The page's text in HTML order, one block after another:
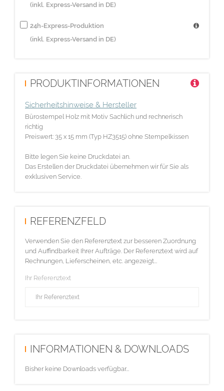
(inkl. Express-Versand in DE)
24h-Express-Produktion
(inkl. Express-Versand in DE)
PRODUKTINFORMATIONEN
Sicherheitshinweise & Hersteller
Bürostempel Holz mit Motiv Sachlich und rechnerisch
richtig
Preiswert: 35 x 15 mm (Typ HZ3515) ohne Stempelkissen
Bitte legen Sie keine Druckdatei an.
Das Erstellen der Druckdatei übernehmen wir für Sie als
exklusiven Service.
REFERENZFELD
Verwenden Sie den Referenztext zur besseren Zuordnung
und Auffindbarkeit Ihrer Aufträge. Der Referenztext wird auf
Rechnungen, Lieferscheinen, etc. angezeigt...
Ihr Referenztext
INFORMATIONEN & DOWNLOADS
Bisher keine Downloads verfügbar...